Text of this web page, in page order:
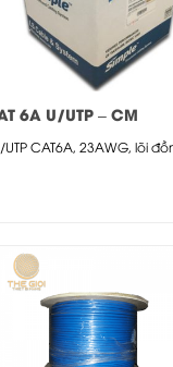
6A U/UTP – CM
CAT6A, 23AWG, lõi